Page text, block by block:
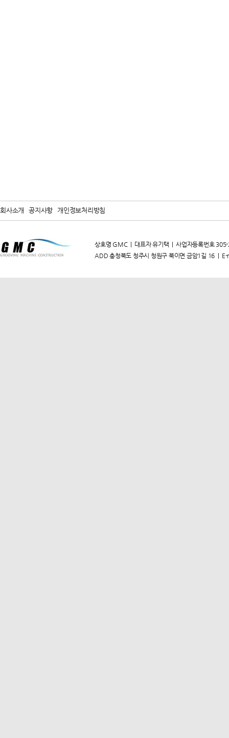
회사소개 공지사항 개인정보처리방침
상호명 GMC | 대표자 유기택 | 사업자등록번호
ADD 충청북도 청주시 청원구 북이면 금암1길 16 |